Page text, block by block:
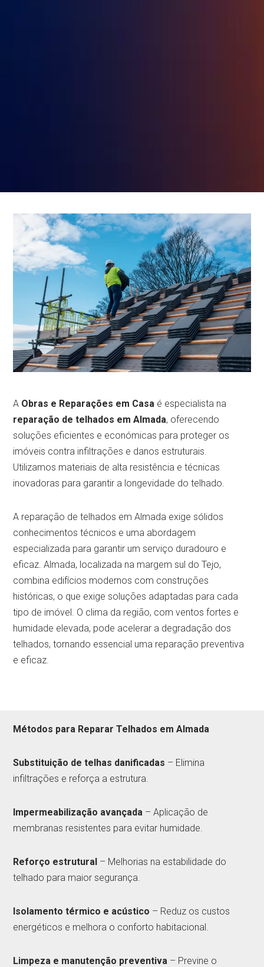
A Obras e Reparações em Casa é especialista na
reparação de telhados em Almada, oferecendo
soluções eficientes e económicas para proteger os
imóveis contra infiltrações e danos estruturais.
Utilizamos materiais de alta resistência e técnicas
inovadoras para garantir a longevidade do telhado.
A reparação de telhados em Almada exige sólidos
conhecimentos técnicos e uma abordagem
especializada para garantir um serviço duradouro e
eficaz. Almada, localizada na margem sul do Tejo,
combina edifícios modernos com construções
históricas, o que exige soluções adaptadas para cada
tipo de imóvel. O clima da região, com ventos fortes e
humidade elevada, pode acelerar a degradação dos
telhados, tornando essencial uma reparação preventiva
e eficaz.
Métodos para Reparar Telhados em Almada
Substituição de telhas danificadas – Elimina
infiltrações e reforça a estrutura.
Impermeabilização avançada – Aplicação de
membranas resistentes para evitar humidade.
Reforço estrutural – Melhorias na estabilidade do
telhado para maior segurança.
Isolamento térmico e acústico – Reduz os custos
energéticos e melhora o conforto habitacional.
Limpeza e manutenção preventiva – Previne o